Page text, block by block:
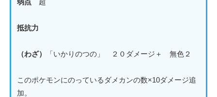
弱点 超
抵抗力
（わざ） 「いかりのつの」 ２０ダメージ＋ 無色２
このポケモンにのっているダメカンの数×10ダメージ追
加。